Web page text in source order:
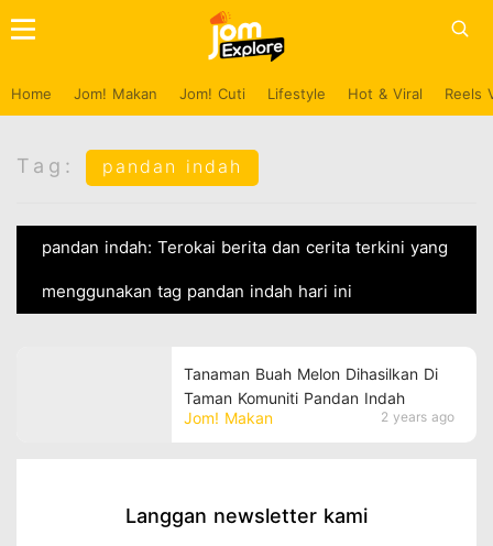
Home Jom! Makan Jom! Cuti Lifestyle Hot & Viral Reels
Tag: pandan indah
pandan indah: Terokai berita dan cerita terkini yang
menggunakan tag pandan indah hari ini
Jom! Makan 2 years ago
Tanaman Buah Melon Dihasilkan Di
Taman Komuniti Pandan Indah
Langgan newsletter kami